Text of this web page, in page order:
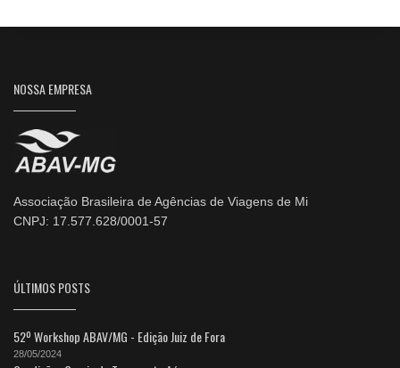
NOSSA EMPRESA
Associação Brasileira de Agências de Viagens de Mi
CNPJ: 17.577.628/0001-57
ÚLTIMOS POSTS
52º Workshop ABAV/MG - Edição Juiz de Fora
28/05/2024